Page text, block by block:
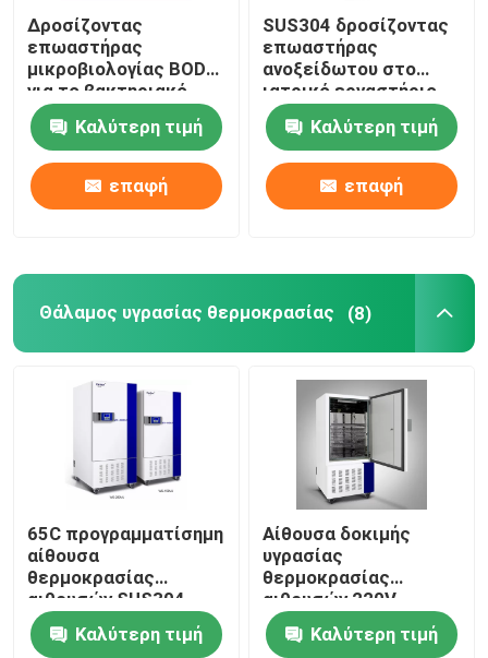
Δροσίζοντας
επωαστήρας
μικροβιολογίας BOD
για το βακτηριακό
πολιτισμό 110V 220V
Καλύτερη τιμή
επαφή
SUS304 δροσίζοντας
επωαστήρας
ανοξείδωτου στο
ιατρικό εργαστήριο
400L
Καλύτερη τιμή
επαφή
Θάλαμος υγρασίας θερμοκρασίας (8)
65C προγραμματίσημη
αίθουσα
θερμοκρασίας
αιθουσών SUS304
υγρασίας
θερμοκρασίας
Καλύτερη τιμή
Αίθουσα δοκιμής
υγρασίας
θερμοκρασίας
αιθουσών 220V
υγρασίας
θερμοκρασίας cOem
Καλύτερη τιμή